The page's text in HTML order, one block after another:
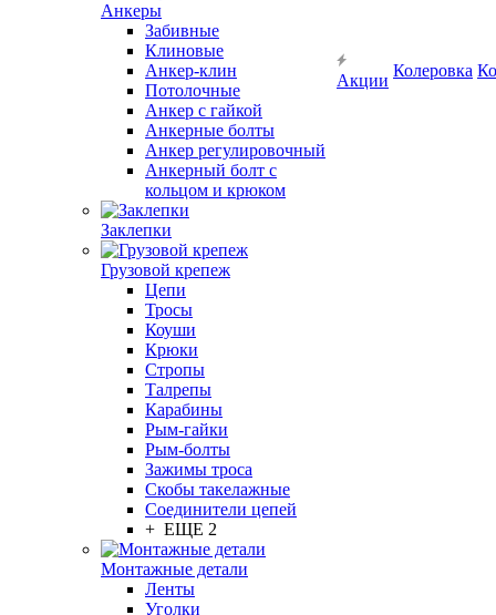
Анкеры
Забивные
Клиновые
Анкер-клин
Потолочные
Анкер с гайкой
Анкерные болты
Анкер регулировочный
Анкерный болт с
кольцом и крюком
Заклепки
Грузовой крепеж
Цепи
Тросы
Коуши
Крюки
Стропы
Талрепы
Карабины
Рым-гайки
Рым-болты
Зажимы троса
Скобы такелажные
Соединители цепей
+ ЕЩЕ 2
Монтажные детали
Ленты
Уголки
Акции
Колеровка